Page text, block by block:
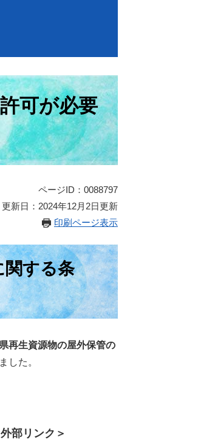
可が必要
ページID：0088797
更新日：2024年12月2日更新
印刷ページ表示
関する条
県再生資源物の屋外保管の
した。
外部リンク＞